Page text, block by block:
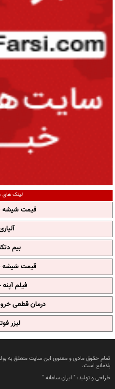
لینک های
قیمت شیشه
بیم
قیمت شیشه
فیلم
درمان قطعی
لیزر
تمام حقوق مادی و معنوی این سایت متعلق به
بلامانع است.
طراحی و تولید: " ایران سامانه"